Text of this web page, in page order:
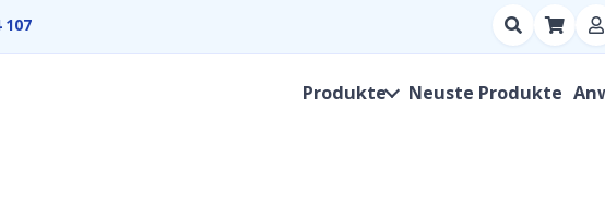
107
Suchen
nach
Hersteller,
Produkte Neuste Produkte